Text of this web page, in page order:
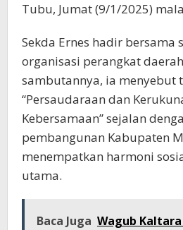
Tubu, Jumat (9/1/2025)
Sekda Ernes hadir bersama
organisasi perangkat
sambutannya, ia menyebut
“Persaudaraan dan
Kebersamaan” sejalan
pembangunan Kabupaten
menempatkan harmoni
utama.
Baca Juga Wagub